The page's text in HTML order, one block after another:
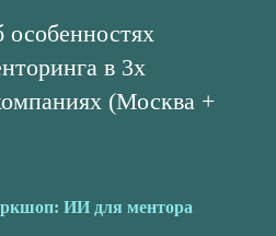
особенностях
в 3х
(Москва +
ИИ для ментора